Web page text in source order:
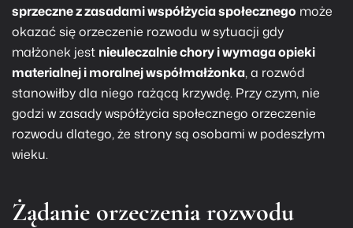
sprzeczne z zasadami współżycia społecznego może
okazać się orzeczenie rozwodu w sytuacji gdy
małżonek jest nieuleczalnie chory i wymaga opieki
materialnej i moralnej współmałżonka, a rozwód
stanowiłby dla niego rażącą krzywdę. Przy czym, nie
godzi w zasady współżycia społecznego orzeczenie
rozwodu dlatego, że strony są osobami w podeszłym
wieku.
Żądanie orzeczenia rozwodu